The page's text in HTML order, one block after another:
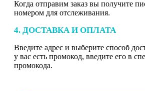
Когда отправим заказ вы получите
номером для отслеживания.
4. ДОСТАВКА И ОПЛАТА
Введите адрес и выберите способ
у вас есть промокод, введите его в
промокода.